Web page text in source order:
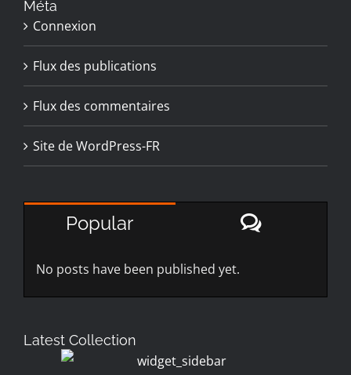
Méta
Connexion
Flux des publications
Flux des commentaires
Site de WordPress-FR
Popular
No posts have been published yet.
Latest Collection